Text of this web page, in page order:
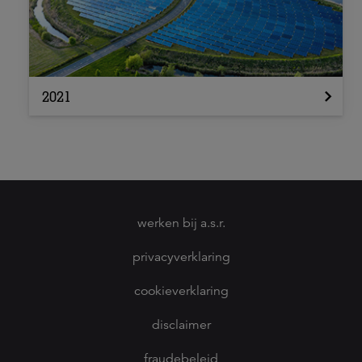
2021
werken bij a.s.r.
privacyverklaring
cookieverklaring
disclaimer
fraudebeleid